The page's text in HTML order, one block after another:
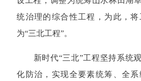
统治理的综合性工程，为此，
为“三北工程”。
新时代“三北”工程坚持系统
化防治，实现全要素统筹、全